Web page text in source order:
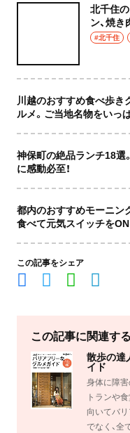
北千住
ン、焼き
な店もお
#北千住
川越のおすすめ食べ歩き
ルメ。ご当地名物をいっ
神保町の絶品ランチ18選
に感動必至！
都内のおすすめモーニン
食べて元気スイッチをON
この記事をシェア
この記事に関連す
散歩の達
イド
身体に障
トランや
向いてバ
でなく、全